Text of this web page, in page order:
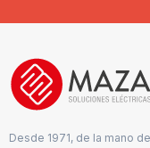
Desde 1971, de la mano